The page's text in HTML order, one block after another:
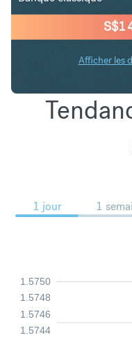
S$1
Afficher les
1 jour 1
1.5744
1.5746
1.5748
1.5750